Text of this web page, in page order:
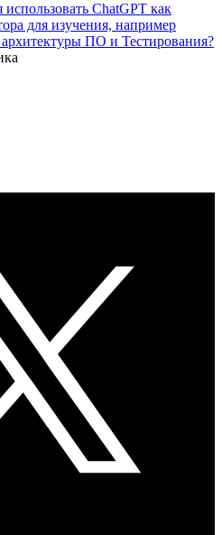
ChatGPT как
для изучения, например
ПО и Тестирования?